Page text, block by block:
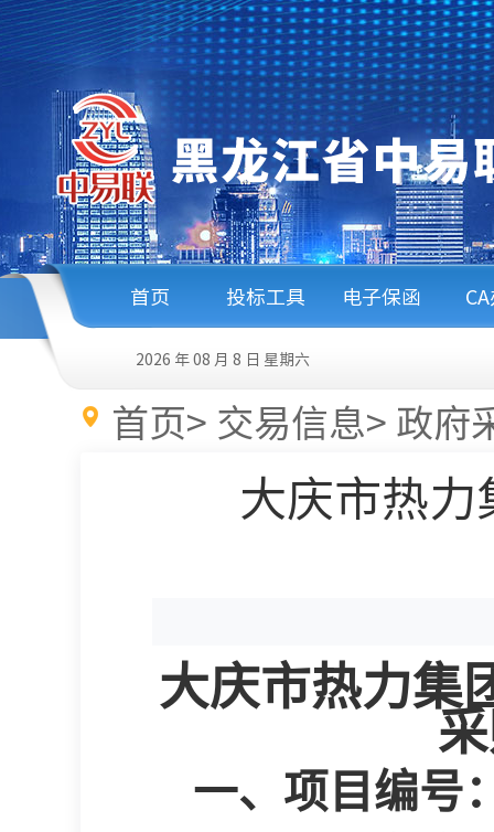
首页 投标工具 电子保函
2026 年 08 月 8 日 星期六
首页> 交易信息>政府
大庆市热
大庆市热力集
一、 项目编号